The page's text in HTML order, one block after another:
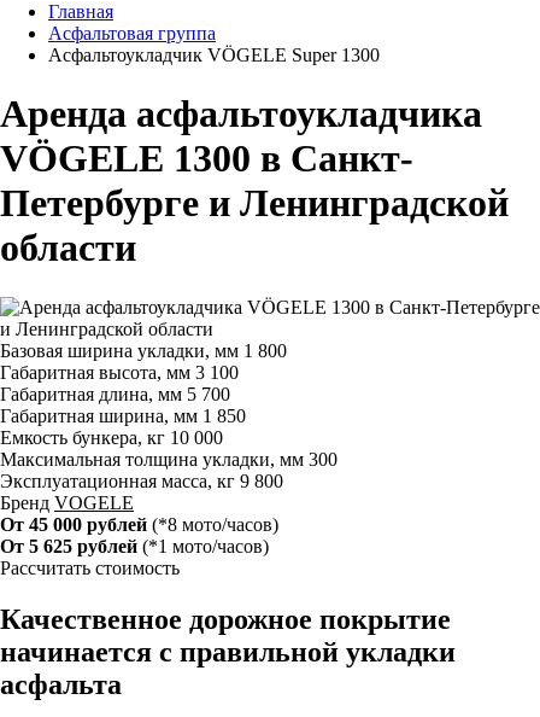
Главная
Асфальтовая группа
Асфальтоукладчик VÖGELE Super 1300
Аренда асфальтоукладчика
VÖGELE 1300 в Санкт-
Петербурге и Ленинградской
области
Базовая ширина укладки, мм 1 800
Габаритная высота, мм 3 100
Габаритная длина, мм 5 700
Габаритная ширина, мм 1 850
Емкость бункера, кг 10 000
Максимальная толщина укладки, мм 300
Эксплуатационная масса, кг 9 800
Бренд VOGELE
От 45 000 рублей (*8 мото/часов)
От 5 625 рублей (*1 мото/часов)
Рассчитать стоимость
Качественное дорожное покрытие
начинается с правильной укладки
асфальта